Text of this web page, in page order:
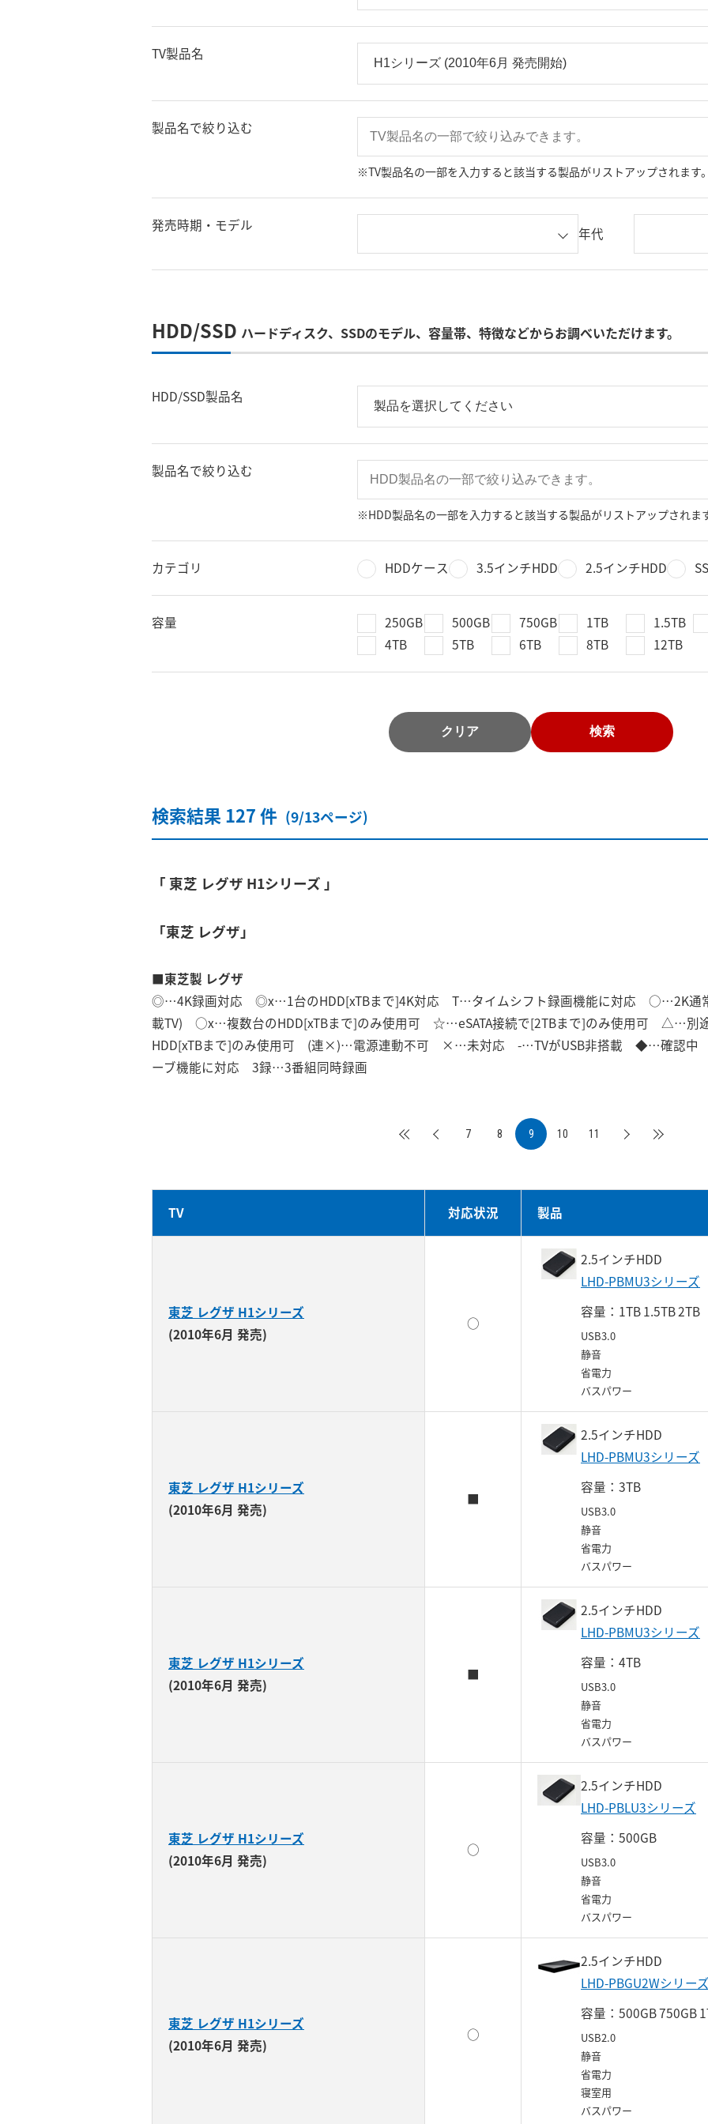
TV製品名
製品名で絞り込む
※TV製品名の一部を入力すると該当する製品がリストアップされます。
発売時期・モデル 年代
HDD/SSD ハードディスク、SSDのモデル、容量帯、特徴などからお調べいただけます。
HDD/SSD製品名
製品名で絞り込む
※HDD製品名の一部を入力すると該当する製品がリストアップされます
カテゴリ HDDケース 3.5インチHDD 2.5インチHDD
容量 250GB 500GB 750GB 1TB 1.5TB
4TB
5TB 6TB 8TB 12TB
クリア 検索
検索結果 127 件 (9/13ページ)
「 東芝 レグザ H1シリーズ 」
「東芝 レグザ」
■東芝製 レグザ
◎…4K録画対応 ◎x…1台のHDD[xTBまで]4K対応 T…タイムシフト録画機能に対応 ○…2K通常
載TV) ○x…複数台のHDD[xTBまで]のみ使用可 ☆…eSATA接続で[2TBまで]のみ使用可 △…別
HDD[xTBまで]のみ使用可 (連×)…電源連動不可 ×…未対応 -…TVがUSB非搭載 ◆…確認
ーブ機能に対応 3録…3番組同時録画
7 8 9 10 11
TV 対応状況 製品
東芝 レグザ H1シリーズ
(2010年6月 発売)
○
2.5インチHDD
LHD-PBMU3シリーズ
容量：1TB 1.5TB 2TB
USB3.0
静音
省電力
バスパワー
東芝 レグザ H1シリーズ
(2010年6月 発売)
■
2.5インチHDD
LHD-PBMU3シリーズ
容量：3TB
USB3.0
静音
省電力
バスパワー
東芝 レグザ H1シリーズ
(2010年6月 発売)
■
2.5インチHDD
LHD-PBMU3シリーズ
容量：4TB
USB3.0
静音
省電力
バスパワー
東芝 レグザ H1シリーズ
(2010年6月 発売)
○
2.5インチHDD
LHD-PBLU3シリーズ
容量：500GB
USB3.0
静音
省電力
バスパワー
東芝 レグザ H1シリーズ
(2010年6月 発売)
○
2.5インチHDD
LHD-PBGU2Wシリーズ
容量：500GB 750GB
USB2.0
静音
省電力
寝室用
バスパワー